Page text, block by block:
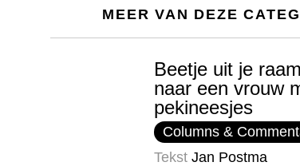
MEER VAN DEZE
Beetje uit je
naar een vrouw
pekineesjes
Columns &
Tekst Jan Postma